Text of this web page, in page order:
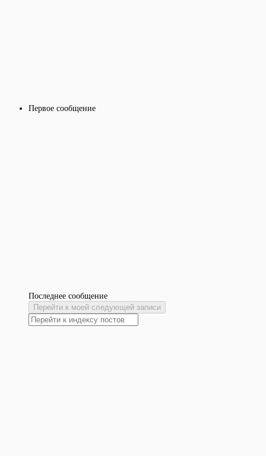
Первое сообщение
Последнее сообщение
Перейти к моей следующей записи